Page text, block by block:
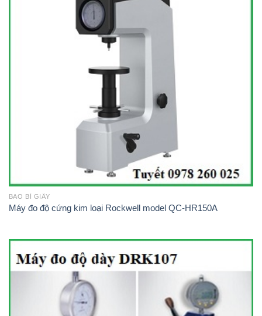
BAO BÌ GIẤY
Máy đo độ cứng kim loại Rockwell model QC-HR150A